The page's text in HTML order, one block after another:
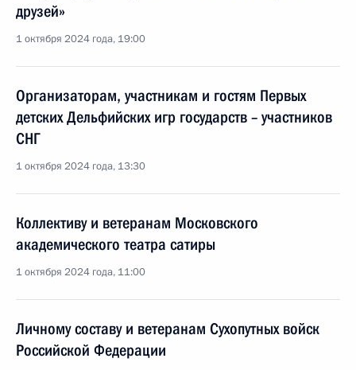
друзей»
1 октября 2024 года, 19:00
Организаторам, участникам и гостям Первых
детских Дельфийских игр государств – участников
СНГ
1 октября 2024 года, 13:30
Коллективу и ветеранам Московского
академического театра сатиры
1 октября 2024 года, 11:00
Личному составу и ветеранам Сухопутных войск
Российской Федерации